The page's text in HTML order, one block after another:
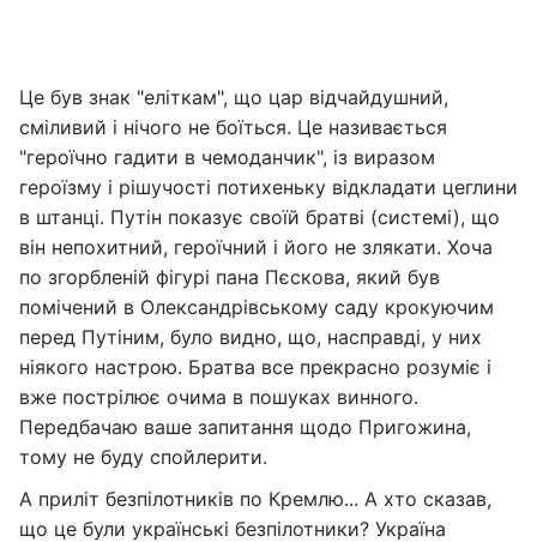
Це був знак "еліткам", що цар відчайдушний,
сміливий і нічого не боїться. Це називається
"героїчно гадити в чемоданчик", із виразом
героїзму і рішучості потихеньку відкладати цеглини
в штанці. Путін показує своїй братві (системі), що
він непохитний, героїчний і його не злякати. Хоча
по згорбленій фігурі пана Пєскова, який був
помічений в Олександрівському саду крокуючим
перед Путіним, було видно, що, насправді, у них
ніякого настрою. Братва все прекрасно розуміє і
вже пострілює очима в пошуках винного.
Передбачаю ваше запитання щодо Пригожина,
тому не буду спойлерити.
А приліт безпілотників по Кремлю... А хто сказав,
що це були українські безпілотники? Україна